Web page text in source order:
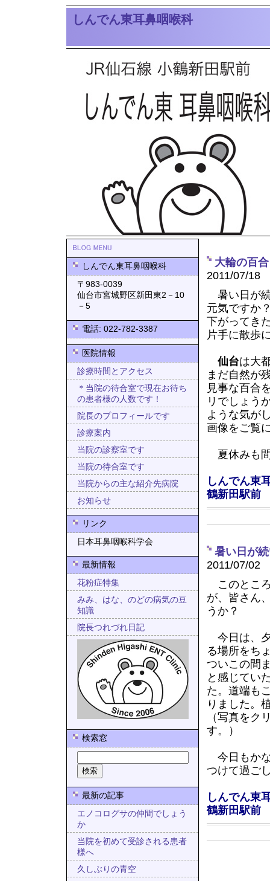
しんでん東耳鼻咽喉科
しんでん東耳鼻咽喉科
〒983-0039
仙台市宮城野区新田東2－10
－5
電話: 022-782-3387
医院情報
診療時間とアクセス
＊当院の待合室で現在お待ち
の患者様の人数です！
院長のプロフィールです
診療案内
当院の診察室です
当院の待合室です
当院からの主な紹介先病院
お知らせ
リンク
日本耳鼻咽喉科学会
最新情報
花粉症特集
みみ、はな、のどの病気の豆
知識
院長つれづれ日記
検索窓
最新の記事
エノコログサの仲間でしょう
か
当院を初めて受診される患者
様へ
久しぶりの青空
大輪の百
2011/07/18
暑い日が
元気ですか
下がってき
片手に散歩
仙台は大
まだ自然が
見事な百合
リでしょう
ような気が
画像をご覧
夏休みも
しんでん東
鶴新田駅前
暑い日が
2011/07/02
このとこ
が、皆さん
うか？
今日は、
る場所をち
ついこの間
と感じてい
た。道端も
りました。
（写真をク
す。）
今日もか
つけて過ご
しんでん東
鶴新田駅前